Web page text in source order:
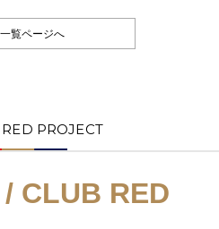
覧ページへ
PROJECT
CLUB RED